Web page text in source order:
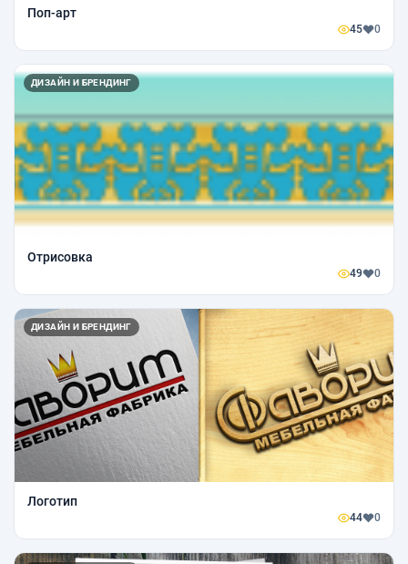
Поп-арт
45 0
ДИЗАЙН И БРЕНДИНГ
Отрисовка
49 0
ДИЗАЙН И БРЕНДИНГ
Логотип
44 0